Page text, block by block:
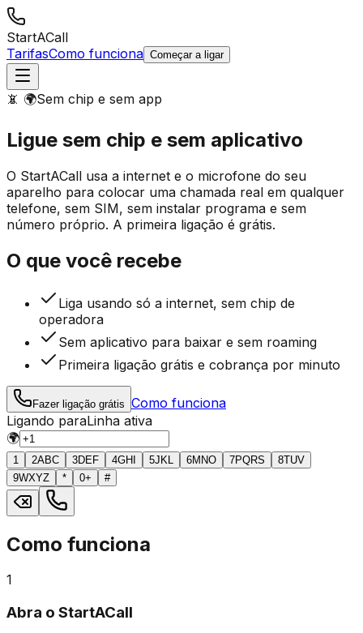
StartACall
TarifasComo funciona Começar a ligar
📵 🌍Sem chip e sem app
Ligue sem chip e sem aplicativo
O StartACall usa a internet e o microfone do seu
aparelho para colocar uma chamada real em qualquer
telefone, sem SIM, sem instalar programa e sem
número próprio. A primeira ligação é grátis.
O que você recebe
Liga usando só a internet, sem chip de
operadora
Sem aplicativo para baixar e sem roaming
Primeira ligação grátis e cobrança por minuto
Fazer ligação grátis Como funciona
Ligando paraLinha ativa
🌍
1 2ABC 3DEF 4GHI 5JKL 6MNO 7PQRS 8TUV
9WXYZ * 0+ #
Como funciona
1
Abra o StartACall